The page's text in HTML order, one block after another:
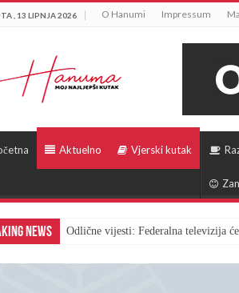
, 13 LIPNJA 2026 O Hanumi Impressum
Aktuelno Vjerski kutak
News Odlične vijesti: Federalna televizija